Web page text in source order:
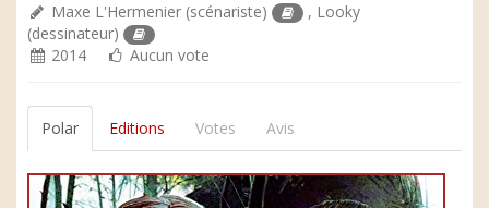
Maxe L'Hermenier (scénariste) , Looky
(dessinateur)
2014
Aucun vote
Polar Editions Votes Avis